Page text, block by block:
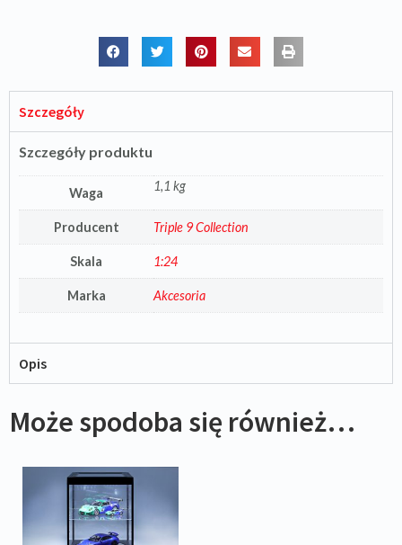
Szczegóły
Szczegóły produktu
Waga 1,1 kg
Producent Triple 9 Collection
Skala 1:24
Marka Akcesoria
Opis
Może spodoba się również…